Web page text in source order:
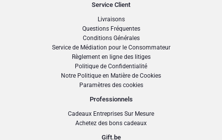
Service Client
Livraisons
Questions Fréquentes
Conditions Générales
Service de Médiation pour le Consommateur
Règlement en ligne des litiges
Politique de Confidentialité
Notre Politique en Matière de Cookies
Paramètres des cookies
Professionnels
Cadeaux Entreprises Sur Mesure
Achetez des bons cadeaux
Gift.be